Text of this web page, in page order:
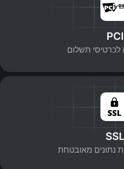
PCI
תשלום
SSL
נתונים מאובטחת